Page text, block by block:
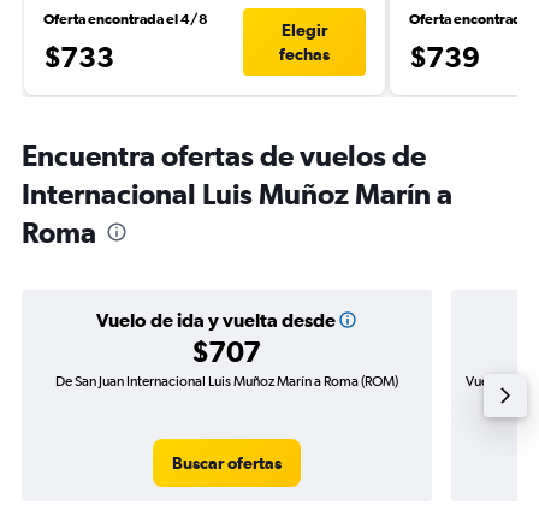
Oferta encontrada el 4/8
$733
Elegir
fechas
Oferta encontrada
$739
Encuentra ofertas de vuelos de
Internacional Luis Muñoz Marín a
Roma
Vuelo de ida y vuelta desde
$707
De San Juan Internacional Luis Muñoz Marín a Roma (ROM)
Buscar ofertas
Vuelo de